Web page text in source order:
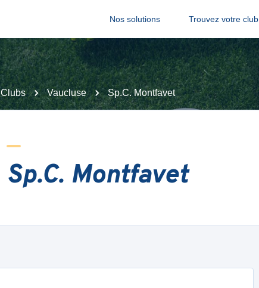
Nos solutions Trouvez votre club
Clubs Vaucluse Sp.C. Montfavet
Sp.C. Montfavet